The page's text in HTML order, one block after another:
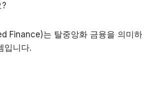
Finance)는 탈중앙화 금융을 의미
입니다.